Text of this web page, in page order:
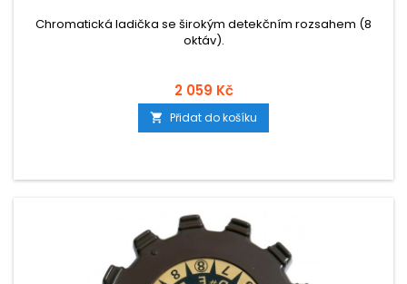
Chromatická ladička se širokým detekčním rozsahem (8
oktáv).
2 059 Kč
 Přidat do košíku